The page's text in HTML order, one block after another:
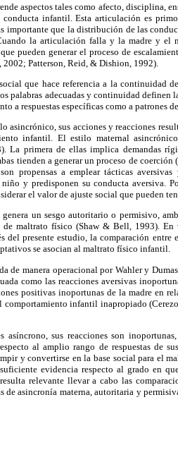
aspectos tales como afecto, disciplina,
infantil. Esta articulación es
importante que la distribución de las
la articulación falla y la madre y el
pueden generar el proceso de
Patterson, Reid, & Dishion, 1992).
que hace referencia a la continuidad
palabras adecuadas y continuidad
a respuestas específicas como a patrones
asincrónico, sus acciones y reacciones
infantil. El estilo maternal
La primera de ellas implica demandas
tienden a generar un proceso de
propensas a emplear tácticas aversivas
y predisponen su conducta aversiva.
el valor de ajuste social que pueden
un sesgo autoritario o permisivo,
de maltrato físico (Shaw & Bell, 1993).
presente estudio, la comparación entre
se asocian al maltrato físico infantil.
de manera operacional por Wahler y
como las reacciones aversivas
positivas inoportunas de la madre en
infantil inapropiado
sus reacciones son
al amplio rango de respuestas de
y convertirse en la base social para el
evidencia respecto al grado en
relevante llevar a cabo las
de asincronía materna, autoritaria y